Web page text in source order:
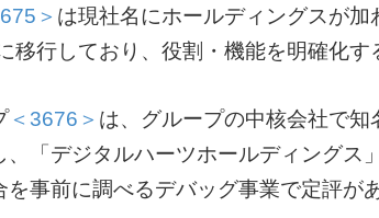
＞ は現社名にホールディングスが
移行しており、役割・機能を明確化す
＜3676＞ は、グループの中核会社で
「デジタルハーツホールディングス
事前に調べるデバッグ事業で定評があ